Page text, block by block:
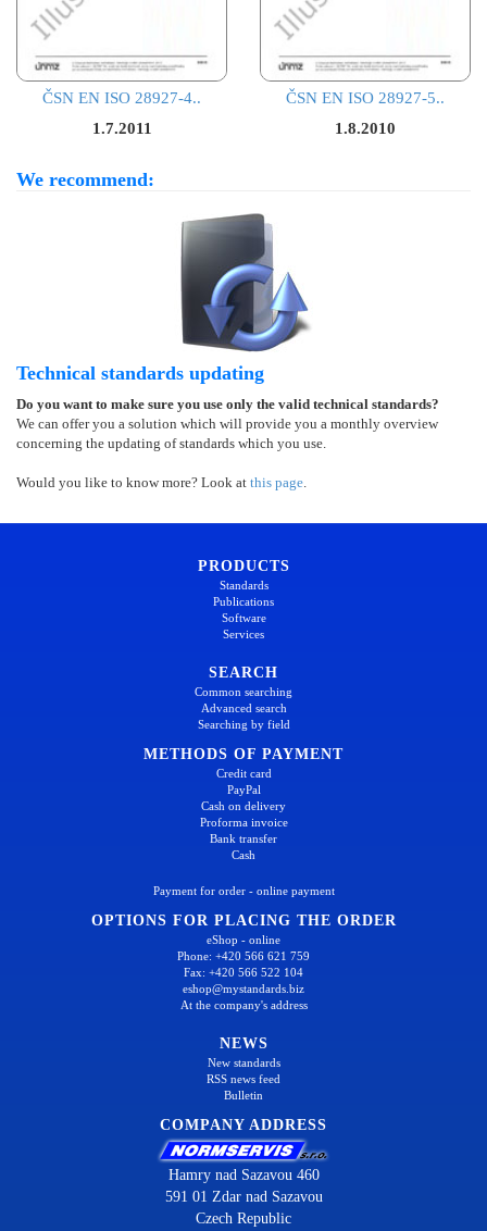
ČSN EN ISO 28927-4..
1.7.2011
ČSN EN ISO 28927-5..
1.8.2010
We recommend:
Technical standards updating
Do you want to make sure you use only the valid technical standards?
We can offer you a solution which will provide you a monthly overview
concerning the updating of standards which you use.
Would you like to know more? Look at this page.
PRODUCTS
Standards
Publications
Software
Services
SEARCH
Common searching
Advanced search
Searching by field
METHODS OF PAYMENT
Credit card
PayPal
Cash on delivery
Proforma invoice
Bank transfer
Cash
Payment for order - online payment
OPTIONS FOR PLACING THE ORDER
eShop - online
Phone: +420 566 621 759
Fax: +420 566 522 104
eshop@mystandards.biz
At the company's address
NEWS
New standards
RSS news feed
Bulletin
COMPANY ADDRESS
Hamry nad Sazavou 460
591 01 Zdar nad Sazavou
Czech Republic